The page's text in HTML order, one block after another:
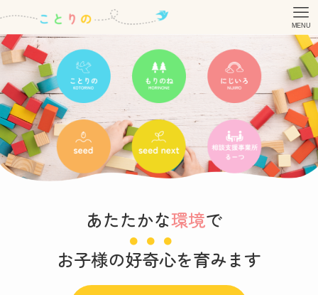
MENU
あたたかな環境で
お子様の好奇心を育みます